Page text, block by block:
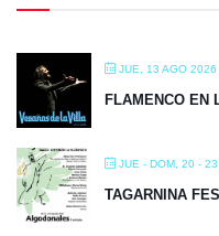
JUE, 13 AGO 2026
FLAMENCO EN
JUE - DOM, 20 -
TAGARNINA